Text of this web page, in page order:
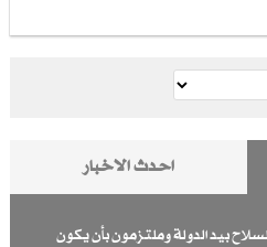
احدث الاخبار
بيد الدولة وملتزمون بأن يكون